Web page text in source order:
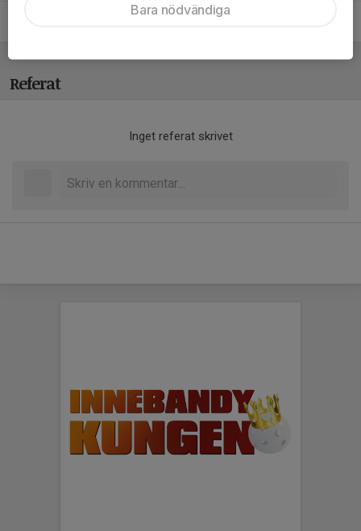
Referat
Inget referat skrivet
Bara nödvändiga